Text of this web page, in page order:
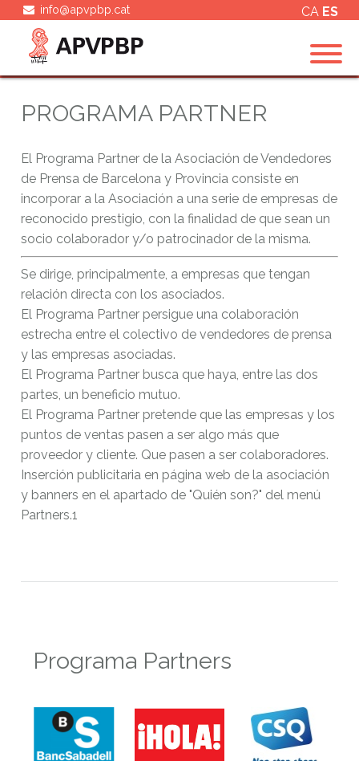
info@apvpbp.cat CA ES
PROGRAMA PARTNER
El Programa Partner de la Asociación de Vendedores
de Prensa de Barcelona y Provincia consiste en
incorporar a la Asociación a una serie de empresas de
reconocido prestigio, con la finalidad de que sean un
socio colaborador y/o patrocinador de la misma.
Se dirige, principalmente, a empresas que tengan
relación directa con los asociados.
El Programa Partner persigue una colaboración
estrecha entre el colectivo de vendedores de prensa
y las empresas asociadas.
El Programa Partner busca que haya, entre las dos
partes, un beneficio mutuo.
El Programa Partner pretende que las empresas y los
puntos de ventas pasen a ser algo más que
proveedor y cliente. Que pasen a ser colaboradores.
Inserción publicitaria en página web de la asociación
y banners en el apartado de "Quién son?" del menú
Partners.1
Programa Partners